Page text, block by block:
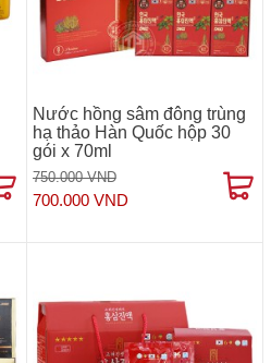
Nước hồng sâm đông trùng
hạ thảo Hàn Quốc hộp 30
gói x 70ml
750.000 VND
700.000 VND